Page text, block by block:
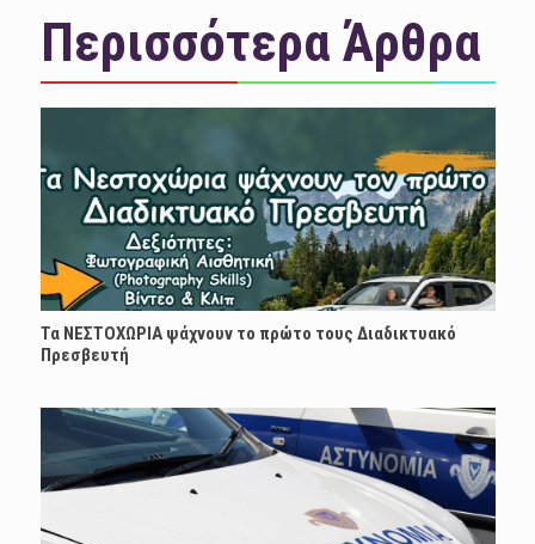
Περισσότερα Άρθρα
Τα ΝΕΣΤΟΧΩΡΙΑ ψάχνουν το πρώτο τους Διαδικτυακό
Πρεσβευτή